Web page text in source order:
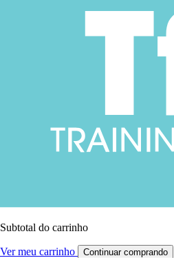
Subtotal do carrinho
Ver meu carrinho Continuar comprando